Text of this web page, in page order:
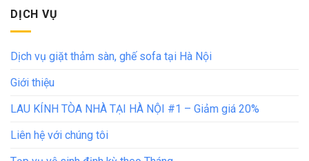
DỊCH VỤ
Dịch vụ giặt thảm sàn, ghế sofa tại Hà Nội
Giới thiệu
LAU KÍNH TÒA NHÀ TẠI HÀ NỘI #1 – Giảm giá 20%
Liên hệ với chúng tôi